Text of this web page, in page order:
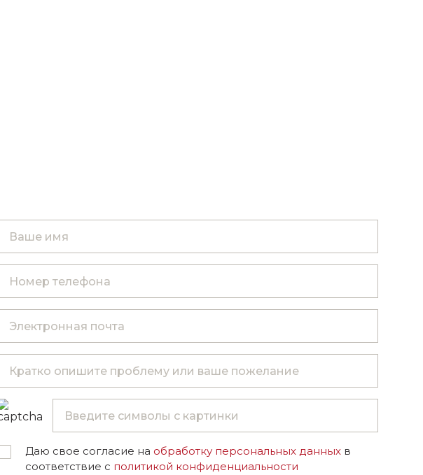
Даю свое согласие на обработку персональных данных в
соответствие с политикой конфиденциальности